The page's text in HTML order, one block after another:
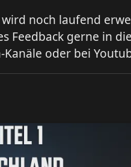
noch laufend
Feedback gerne in
oder bei